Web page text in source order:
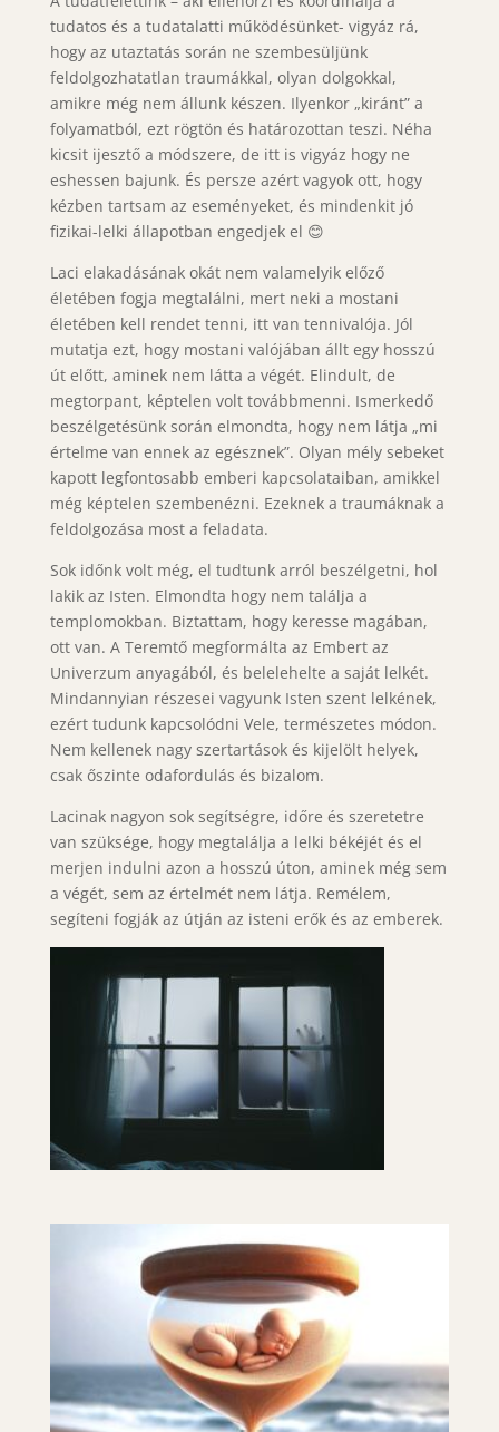
tudatos és a tudatalatti működésünket- vigyáz rá,
hogy az utaztatás során ne szembesüljünk
feldolgozhatatlan traumákkal, olyan dolgokkal,
amikre még nem állunk készen. Ilyenkor „kiránt” a
folyamatból, ezt rögtön és határozottan teszi. Néha
kicsit ijesztő a módszere, de itt is vigyáz hogy ne
eshessen bajunk. És persze azért vagyok ott, hogy
kézben tartsam az eseményeket, és mindenkit jó
fizikai-lelki állapotban engedjek el 😊
Laci elakadásának okát nem valamelyik előző
életében fogja megtalálni, mert neki a mostani
életében kell rendet tenni, itt van tennivalója. Jól
mutatja ezt, hogy mostani valójában állt egy hosszú
út előtt, aminek nem látta a végét. Elindult, de
megtorpant, képtelen volt továbbmenni. Ismerkedő
beszélgetésünk során elmondta, hogy nem látja „mi
értelme van ennek az egésznek”. Olyan mély sebeket
kapott legfontosabb emberi kapcsolataiban, amikkel
még képtelen szembenézni. Ezeknek a traumáknak a
feldolgozása most a feladata.
Sok időnk volt még, el tudtunk arról beszélgetni, hol
lakik az Isten. Elmondta hogy nem találja a
templomokban. Biztattam, hogy keresse magában,
ott van. A Teremtő megformálta az Embert az
Univerzum anyagából, és belelehelte a saját lelkét.
Mindannyian részesei vagyunk Isten szent lelkének,
ezért tudunk kapcsolódni Vele, természetes módon.
Nem kellenek nagy szertartások és kijelölt helyek,
csak őszinte odafordulás és bizalom.
Lacinak nagyon sok segítségre, időre és szeretetre
van szüksége, hogy megtalálja a lelki békéjét és el
merjen indulni azon a hosszú úton, aminek még sem
a végét, sem az értelmét nem látja. Remélem,
segíteni fogják az útján az isteni erők és az emberek.